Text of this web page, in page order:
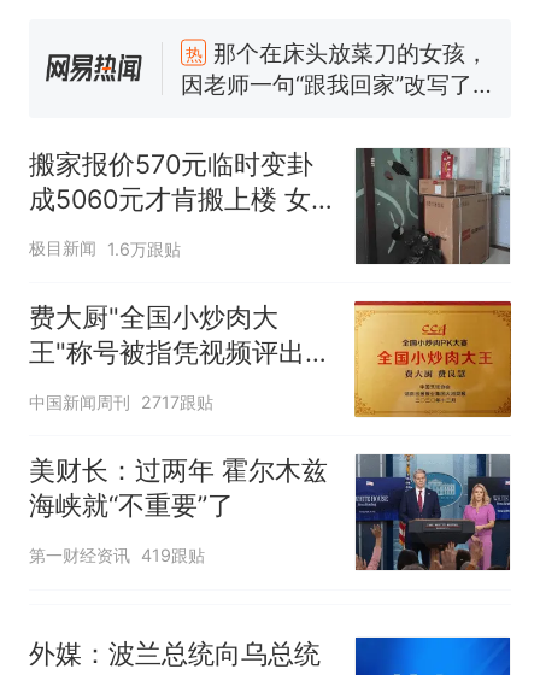
热
那个在床头放菜刀的女孩，
因老师一句“跟我回家”改写了
交5060元才肯搬上楼！女子傻
眼了……
费大厨“全国小炒肉大王”称
号，仅凭视频评出？中国烹饪
协会回应
佛山一中学招聘物理教师，笔
已叫停招聘，成立调查组全面
核查
笔试第一被第二名传话劝弃考
官方通报
空调24小时开着反而更省电？
电力部门回应
因老师一句“跟我回家”改写了
人生
搬家报价570元临时变卦
成5060元才肯搬上楼 女
子傻眼
极目新闻 1.6万跟贴
费大厨"全国小炒肉大
王"称号被指凭视频评出
官方回应
中国新闻周刊 2717跟贴
美财长：过两年 霍尔木兹
海峡就“不重要”了
第一财经资讯 419跟贴
外媒：波兰总统向乌总统